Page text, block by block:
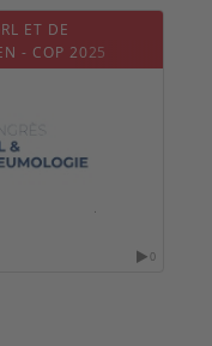
ET DE
- COP 2025
0